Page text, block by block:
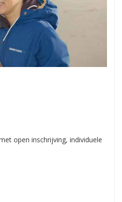
open inschrijving, individuele